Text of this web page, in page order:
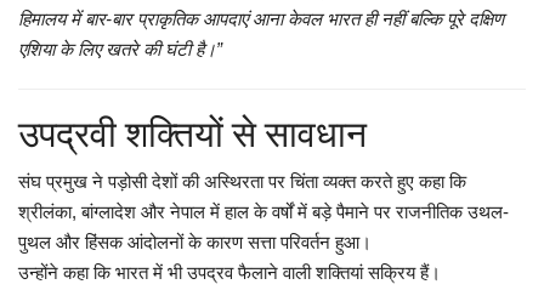
हिमालय में बार-बार प्राकृतिक आपदाएं आना केवल भारत ही नहीं बल्कि पूरे दक्षिण
एशिया के लिए खतरे की घंटी है।”
उपद्रवी शक्तियों से सावधान
संघ प्रमुख ने पड़ोसी देशों की अस्थिरता पर चिंता व्यक्त करते हुए कहा कि
श्रीलंका, बांग्लादेश और नेपाल में हाल के वर्षों में बड़े पैमाने पर राजनीतिक उथल-
पुथल और हिंसक आंदोलनों के कारण सत्ता परिवर्तन हुआ।
उन्होंने कहा कि भारत में भी उपद्रव फैलाने वाली शक्तियां सक्रिय हैं।